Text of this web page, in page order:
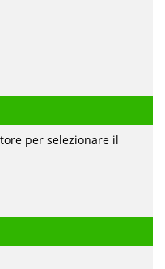
per selezionare il